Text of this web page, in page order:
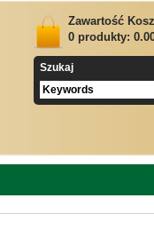
Zawartość
0 produkty:
Szukaj